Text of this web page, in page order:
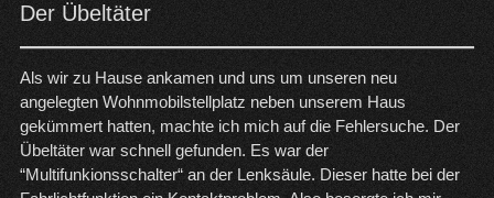
Der Übeltäter
Als wir zu Hause ankamen und uns um unseren neu
angelegten Wohnmobilstellplatz neben unserem Haus
gekümmert hatten, machte ich mich auf die Fehlersuche. Der
Übeltäter war schnell gefunden. Es war der
“Multifunkionsschalter“ an der Lenksäule. Dieser hatte bei der